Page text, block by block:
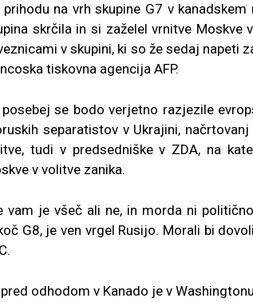
prihodu na vrh skupine G7 v
skrčila in si zaželel vrnitve
v skupini, ki so že sedaj napeti
tiskovna agencija AFP.
posebej se bodo verjetno razjezile
separatistov v Ukrajini,
tudi v predsedniške v ZDA, na
v volitve zanika.
vam je všeč ali ne, in morda ni
G8, je ven vrgel Rusijo. Morali bi
odhodom v Kanado je v